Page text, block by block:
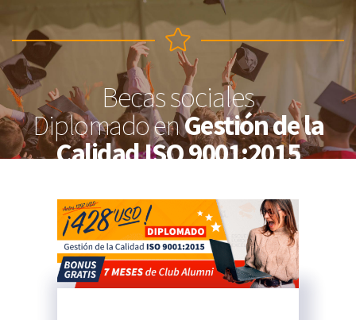
Becas sociales
Diplomado enGestión de la
Calidad ISO 9001:2015